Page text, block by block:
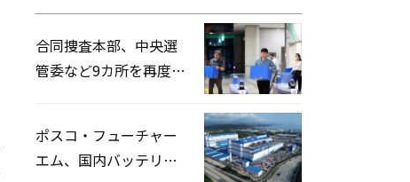
合同捜査本部、中央選
管委など9カ所を再度家
ポスコ・フューチャー
エム、国内バッテリー